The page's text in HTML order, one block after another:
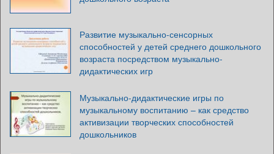
Развитие музыкально-сенсорных
способностей у детей среднего дошкольного
возраста посредством музыкально-
дидактических игр
Музыкально-дидактические игры по
музыкальному воспитанию – как средство
активизации творческих способностей
дошкольников